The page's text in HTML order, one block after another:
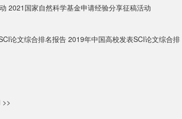
2021国家自然科学基金申请经验分享征稿活动
论文综合排名报告2019年中国高校发表SCI论文综合排
>>